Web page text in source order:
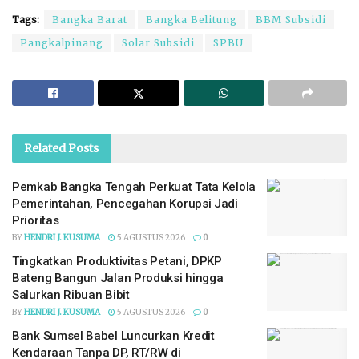
Tags: Bangka Barat Bangka Belitung
BBM Subsidi
Pangkalpinang
Solar Subsidi SPBU
RelatedPosts
Pemkab Bangka Tengah Perkuat Tata Kelola
Pemerintahan, Pencegahan Korupsi Jadi
Prioritas
BYHENDRI J. KUSUMA 5 AGUSTUS 2026 0
Tingkatkan Produktivitas Petani, DPKP
Bateng Bangun Jalan Produksi hingga
Salurkan Ribuan Bibit
BYHENDRI J. KUSUMA 5 AGUSTUS 2026 0
Bank Sumsel Babel Luncurkan Kredit
Kendaraan Tanpa DP, RT/RW di